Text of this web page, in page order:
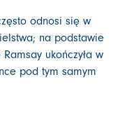
odnosi się w
na podstawie
ukończyła w
pod tym samym